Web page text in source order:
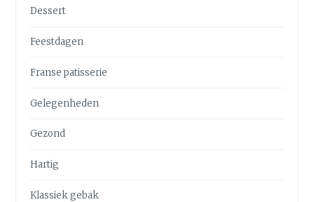
Dessert
Feestdagen
Franse patisserie
Gelegenheden
Gezond
Hartig
Klassiek gebak